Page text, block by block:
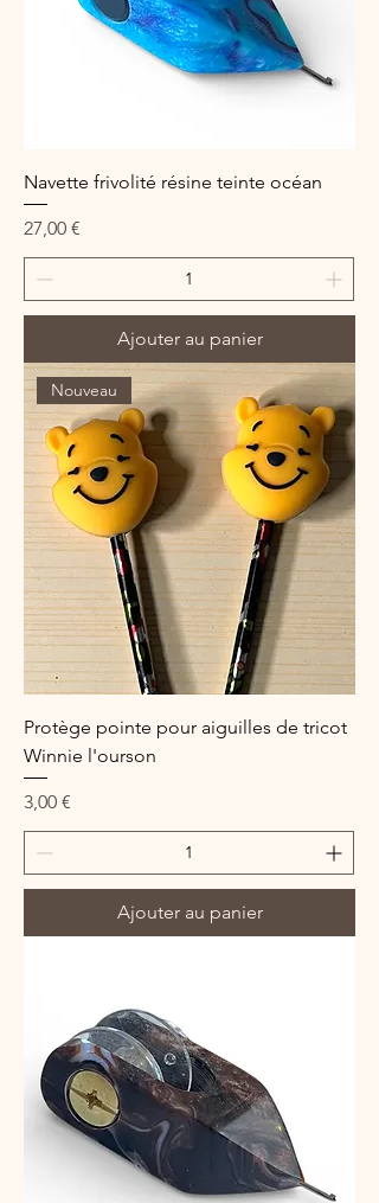
Navette frivolité résine teinte océan
Prix
27,00 €
Ajouter au panier
Nouveau
Protège pointe pour aiguilles de tricot
Winnie l'ourson
Prix
3,00 €
Ajouter au panier